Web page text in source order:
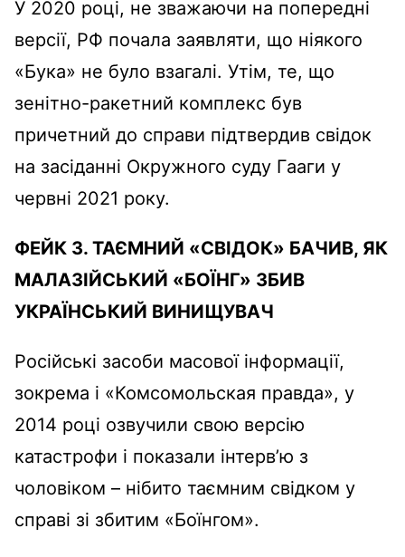
У 2020 році, не зважаючи на попередні
версії, РФ почала заявляти, що ніякого
«Бука» не було взагалі. Утім, те, що
зенітно-ракетний комплекс був
причетний до справи підтвердив свідок
на засіданні Окружного суду Гааги у
червні 2021 року.
ФЕЙК 3. ТАЄМНИЙ «СВІДОК» БАЧИВ, ЯК
МАЛАЗІЙСЬКИЙ «БОЇНГ» ЗБИВ
УКРАЇНСЬКИЙ ВИНИЩУВАЧ
Російські засоби масової інформації,
зокрема і «Комсомольская правда», у
2014 році озвучили свою версію
катастрофи і показали інтерв’ю з
чоловіком – нібито таємним свідком у
справі зі збитим «Боїнгом».